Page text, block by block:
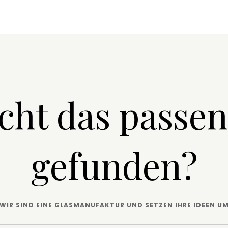
das
gefunden?
SIND EINE GLASMANUFAKTUR UND SETZEN IHRE IDEEN UM